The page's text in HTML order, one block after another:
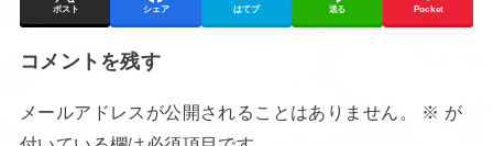
ポスト シェア はてブ 送る Pocket
コメントを残す
メールアドレスが公開されることはありません。 ※ が